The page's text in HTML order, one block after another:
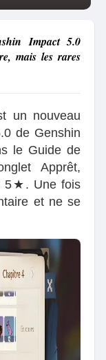
Impact 5.0
mais les rares
un nouveau
de Genshin
le Guide de
Apprêt,
5★. Une fois
et ne se